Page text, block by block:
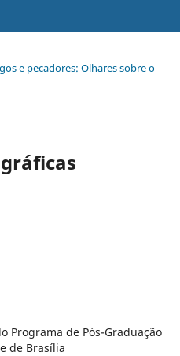
e pecadores: Olhares sobre o
Programa de Pós-Graduação
de Brasília